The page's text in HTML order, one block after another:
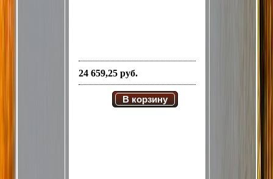
24 659,25 руб.
В корзину